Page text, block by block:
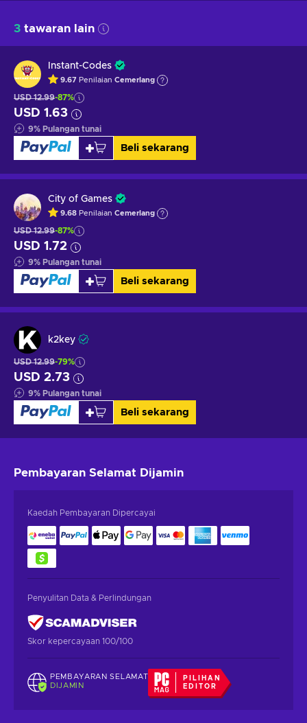
3 tawaran lain
Instant-Codes
9.67 Penilaian Cemerlang
USD 12.99-87%
USD 1.63
9% Pulangan tunai
Beli sekarang
City of Games
9.68 Penilaian Cemerlang
USD 12.99-87%
USD 1.72
9% Pulangan tunai
Beli sekarang
k2key
USD 12.99-79%
USD 2.73
9% Pulangan tunai
Beli sekarang
Pembayaran Selamat Dijamin
Kaedah Pembayaran Dipercayai
Penyulitan Data & Perlindungan
Skor kepercayaan 100/100
PEMBAYARAN SELAMAT
DIJAMIN
PILIHAN
EDITOR